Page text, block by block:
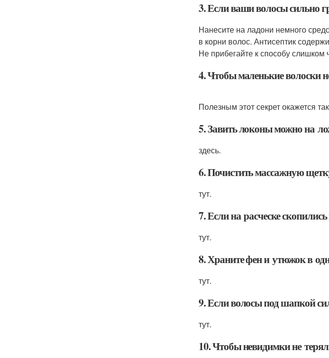
3. Если ваши волосы сильно
Нанесите на ладони немного
в корни волос. Антисептик
Не прибегайте к способу слишком
4. Чтобы маленькие волоски
Полезным этот секрет окажется
5. Завить локоны можно на
здесь.
6. Почистить массажную
тут.
7. Если на расческе
тут.
8. Храните фен и утюжок в
тут.
9. Если волосы под шапкой
тут.
10. Чтобы невидимки не